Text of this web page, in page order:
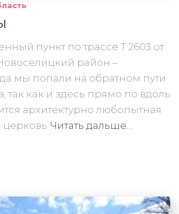
пункт по трассе Т 2603 от
район –
мы попали на обратном пути
так как и здесь прямо по вдоль
архитектурно любопытная
церковь Читать дальше…